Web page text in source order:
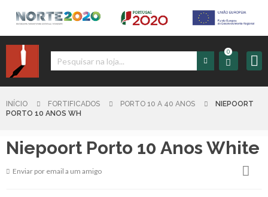
0
Sessão
up
INÍCIO FORTIFICADOS PORTO 10 A 40 ANOS
NIEPOORT
PORTO 10 ANOS WH
Niepoort Porto 10 Anos White
Enviar por email a um amigo